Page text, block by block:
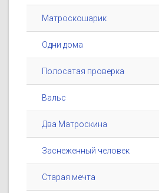
Матроскошарик
Одни дома
Полосатая проверка
Вальс
Два Матроскина
Заснеженный человек
Старая мечта